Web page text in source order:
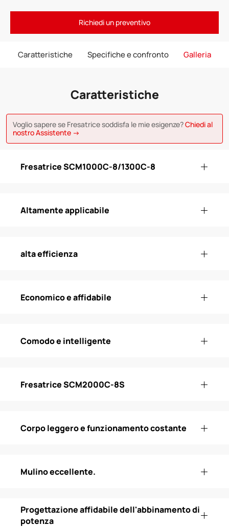
Richiedi un preventivo
Caratteristiche Specifiche e confronto Galleria
Caratteristiche
Voglio sapere se Fresatrice soddisfa le mie esigenze?Chiedi al
nostro Assistente →
Fresatrice SCM1000C-8/1300C-8
Altamente applicabile
alta efficienza
Economico e affidabile
Comodo e intelligente
Fresatrice SCM2000C-8S
Corpo leggero e funzionamento costante
Mulino eccellente.
Progettazione affidabile dell'abbinamento di
potenza